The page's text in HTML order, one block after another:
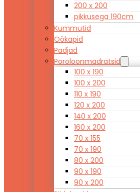
200 x 200
pikkusega 190cm
Kummutid
Öökapid
Padjad
Poroloonmadratsid
100 x 190
100 x 200
110 x 190
120 x 200
140 x 200
160 x 200
70 x 155
70 x 190
80 x 200
90 x 190
90 x 200